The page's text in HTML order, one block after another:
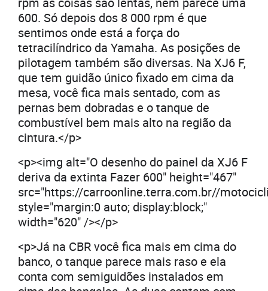
600. Só depois dos 8 000 rpm é que
sentimos onde está a força do
tetracilíndrico da Yamaha. As posições de
pilotagem também são diversas. Na XJ6 F,
que tem guidão único fixado em cima da
mesa, você fica mais sentado, com as
pernas bem dobradas e o tanque de
combustível bem mais alto na região da
cintura.</p>
<p><img alt="O desenho do painel da XJ6 F
deriva da extinta Fazer 600" height="467"
src="https://carroonline.terra.com.br//
style="margin:0 auto; display:block;"
width="620" /></p>
<p>Já na CBR você fica mais em cima do
banco, o tanque parece mais raso e ela
conta com semiguidões instalados em